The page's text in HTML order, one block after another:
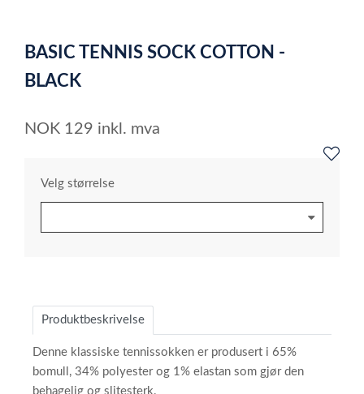
of
1
BASIC TENNIS SOCK COTTON -
BLACK
NOK 129 inkl. mva
Velg størrelse
Produktbeskrivelse
Denne klassiske tennissokken er produsert i 65%
bomull, 34% polyester og 1% elastan som gjør den
behagelig og slitesterk.